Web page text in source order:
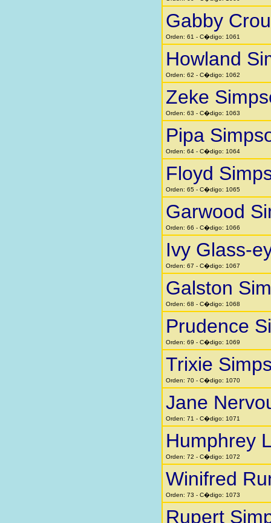
Gabby
Orden: 61 - C�digo: 1061
Howland
Orden: 62 - C�digo: 1062
Zeke
Orden: 63 - C�digo: 1063
Pipa
Orden: 64 - C�digo: 1064
Floyd
Orden: 65 - C�digo: 1065
Garwood
Orden: 66 - C�digo: 1066
Ivy Glass-
Orden: 67 - C�digo: 1067
Galston
Orden: 68 - C�digo: 1068
Prudence
Orden: 69 - C�digo: 1069
Trixie
Orden: 70 - C�digo: 1070
Jane
Orden: 71 - C�digo: 1071
Humphrey
Orden: 72 - C�digo: 1072
Winifred
Orden: 73 - C�digo: 1073
Rupert